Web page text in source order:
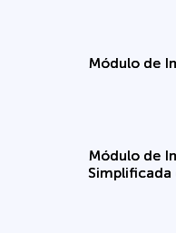
Módulo de
Módulo de
Simplificada